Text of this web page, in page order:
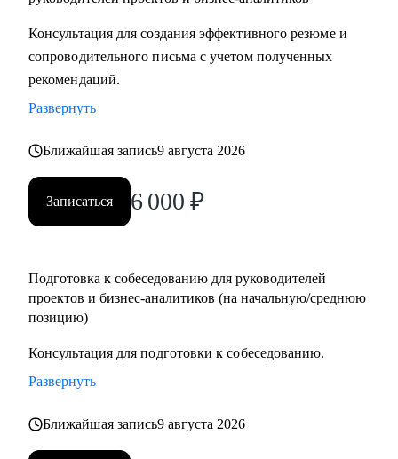
• Помощь в выборе обучающих материалов.
Кому могу помочь:
• Руководителям проектов.
• Студентам и выпускникам для поиска стажировки в ИТ.
• Специалистам из других сфер, которые хотят
попробовать себя в новой специальности.
• Новичкам, кто хочет начать работу в ИТ и не знает, с чего
Консультация для создания эффективного резюме и
сопроводительного письма с учетом полученных
рекомендаций.
Развернуть
Ближайшая запись9 августа 2026
Записаться 6 000 ₽
Подготовка к собеседованию для руководителей
проектов и бизнес-аналитиков (на начальную/среднюю
позицию)
Консультация для подготовки к собеседованию.
Развернуть
Ближайшая запись9 августа 2026